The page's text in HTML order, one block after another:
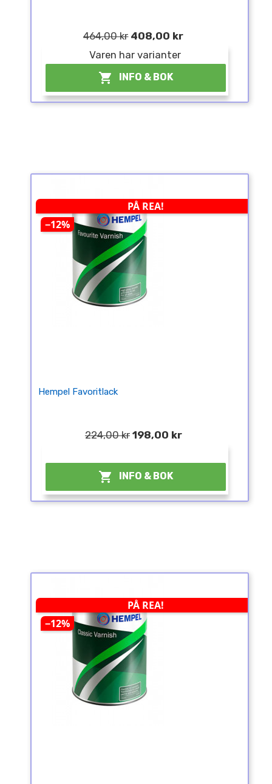
464,00 kr 408,00 kr
Varen har varianter
 INFO & BOK
PÅ REA!
−12%
Hempel Favoritlack
224,00 kr 198,00 kr
 INFO & BOK
PÅ REA!
−12%